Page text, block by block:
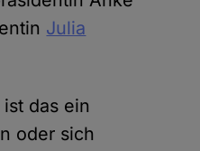
Julia
das ein
oder sich